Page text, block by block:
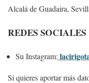
Alcalá de Guadaira,
REDES SOCIALES
Su Instagram:
Si quieres aportar más